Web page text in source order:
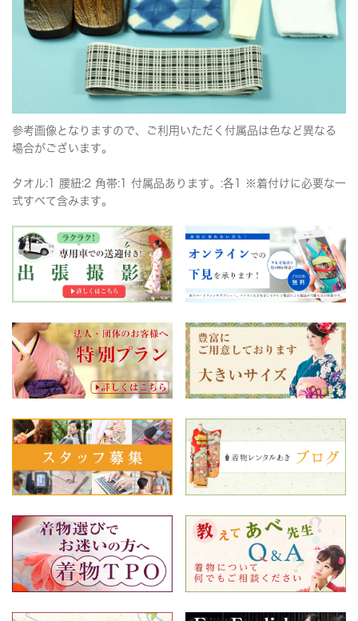
参考画像となりますので、ご利用いただく付属品は色など異なる
場合がございます。
タオル:1 腰紐:2 角帯:1 付属品あります。:各1 ※着付けに必要な一
式すべて含みます。